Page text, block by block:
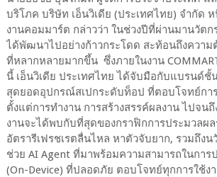
บริโภค บริษัท เอ็นวิเดีย (ประเทศไทย) จำกัด
งานคอมมาร์ต กล่าวว่า ในช่วงปีที่ผ่านมานวัต
ได้พัฒนาไปอย่างก้าวกระโดด สะท้อนถึงความ
ที่หลากหลายมากขึ้น ซึ่งภายในงาน COMMART
นี้ เอ็นวิเดีย ประเทศไทย ได้จับมือกับแบรนด์ชั้
สุดยอดอุปกรณ์สเปกระดับท็อป ที่ตอบโจทย์กา
ตั้งแต่การทำงาน การสร้างสรรค์ผลงาน ไปจนถึ
งานจะได้พบกับที่สุดของกราฟิกการประมวลผ
อัตรารีเฟรชเรตลื่นไหล หาตัวจับยาก, รวมถึงน
ช่วย AI Agent ที่มาพร้อมความสามารถในการ
(On-Device) ที่ปลอดภัย ตอบโจทย์ทุกการใช้ง